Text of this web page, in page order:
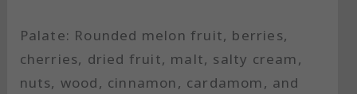
Palate: Rounded melon fruit, berries,
cherries, dried fruit, malt, salty cream,
nuts, wood, cinnamon, cardamom, and